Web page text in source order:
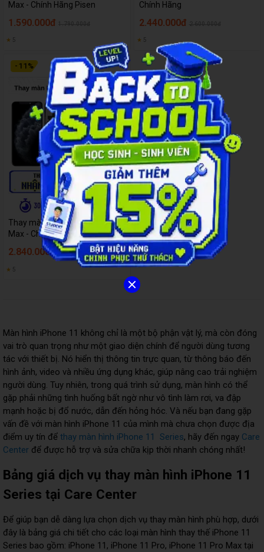
Max - Chính Hãng Pisen
1.590.000đ
★ 5
Chính Hãng
2.440.000đ
★ 5
- 11 %
Thay màn hình iPhone 11 Pro
Max - Chính Hãng
2.840.000đ 3.200.000đ
★ 5
Màn hình iPhone 11 không chỉ là một bộ phận vật lý, mà còn đóng
vai trò quan trọng như một giao diện chính để người dùng tương
tác với thiết bị. Nó hiển thị thông tin trực quan, từ thông báo đến
hình ảnh, video và nhiều ứng dụng khác, giúp nâng cao trải nghiệm
người dùng. Tuy nhiên, trong quá trình sử dụng, màn hình có thể
gặp phải những tình huống bất ngờ như vô tình làm rơi, va đập
mạnh hoặc bị đổ nước, dẫn đến hỏng hóc. Và nếu bạn đang gặp
vấn đề với màn hình iPhone 11 của mình mà chưa chọn được địa
điểm uy tín để thay màn hình iPhone 11 Series, hãy đến ngay Care
Center để được hỗ trợ và sửa chữa kịp thời nhanh chóng nhất!
Bảng giá dịch vụ thay màn hình iPhone 11
Series tại Care Center
Để giúp bạn dễ dàng lựa chọn dịch vụ thay màn hình phù hợp, dưới
đây là bảng giá chi tiết cho các loại màn hình thay thế iPhone 11
Series bao gồm: iPhone 11, iPhone 11 Pro, iPhone 11 Pro Max tại